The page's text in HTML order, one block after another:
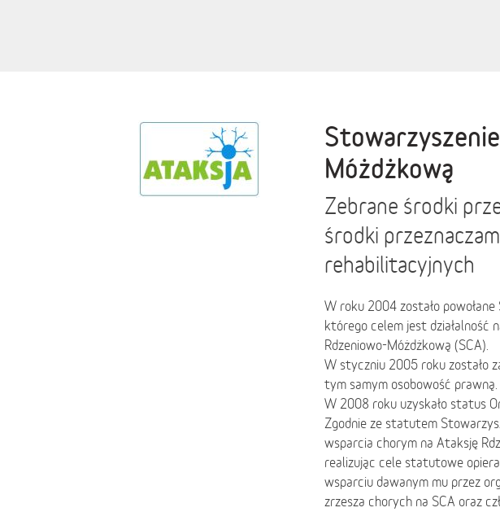
Móżdżkową
Zebrane środki
środki
rehabilitacyjnych
W roku 2004 zostało
którego celem jest działalność
Rdzeniowo-Móżdżkową (SCA).
W styczniu 2005 roku zostało
tym samym osobowość prawną.
W 2008 roku uzyskało status
Zgodnie ze statutem
wsparcia chorym na Ataksję
realizując cele statutowe
wsparciu dawanym mu przez
zrzesza chorych na SCA oraz